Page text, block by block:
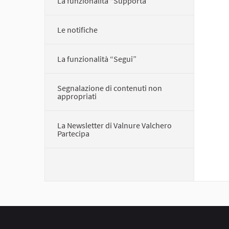
Le notifiche
La funzionalità “Segui”
Segnalazione di contenuti non
appropriati
La Newsletter di Valnure Valchero
Partecipa